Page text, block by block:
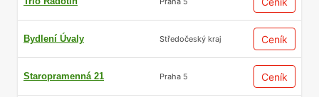
Bydlení Úvaly Středočeský kraj Ceník
Staropramenná 21 Praha 5 Ceník